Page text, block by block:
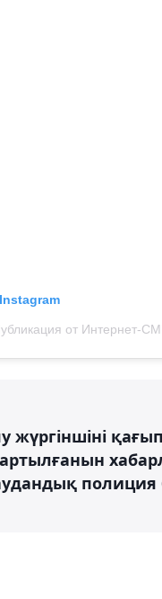
от Интернет-
жүргіншіні